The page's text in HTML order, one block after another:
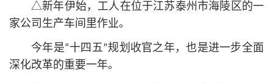
△新年伊始，工人在位于江苏泰州市海陵区的一
家公司生产车间里作业。
今年是“十四五”规划收官之年，也是进一步全面
深化改革的重要一年。